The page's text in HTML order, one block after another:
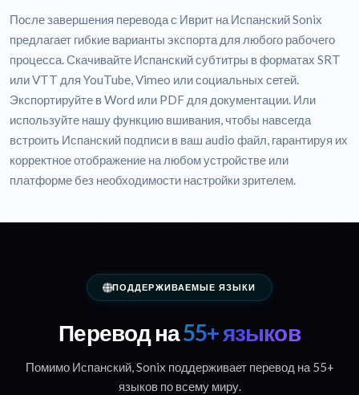
После завершения перевода с Иврит на Испанский Sonix
предлагает гибкие варианты экспорта для любого рабочего
процесса. Скачивайте Испанский субтитры в форматах SRT
или VTT для YouTube, Vimeo или социальных сетей.
Экспортируйте в Word или PDF для документации. Или
используйте нашу функцию вшивания, чтобы навсегда
встроить Испанский подписи в ваш audio файл, гарантируя их
корректное отображение на любом устройстве или
платформе без необходимости настройки зрителем.
ПОДДЕРЖИВАЕМЫЕ ЯЗЫКИ
Перевод на55+ языков
Помимо Испанский, Sonix поддерживает перевод на 55+
языков по всему миру.